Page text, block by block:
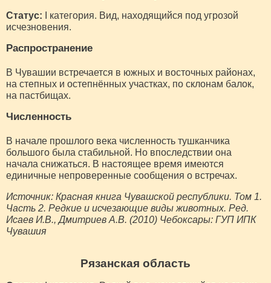
Статус: I категория. Вид, находящийся под угрозой
исчезновения.
Распространение
В Чувашии встречается в южных и восточных районах,
на степных и остепнённых участках, по склонам балок,
на пастбищах.
Численность
В начале прошлого века численность тушканчика
большого была стабильной. Но впоследствии она
начала снижаться. В настоящее время имеются
единичные непроверенные сообщения о встречах.
Источник: Красная книга Чувашской республики. Том 1.
Часть 2. Редкие и исчезающие виды животных. Ред.
Исаев И.В., Дмитриев А.В. (2010) Чебоксары: ГУП ИПК
Чувашия
Рязанская область